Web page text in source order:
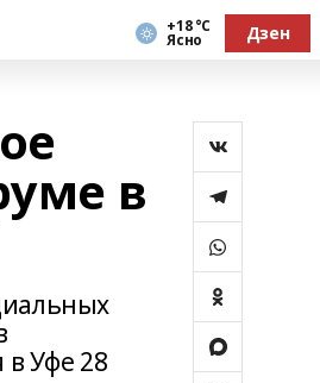
+18 °С
Ясно Дзен
в
в Уфе 28